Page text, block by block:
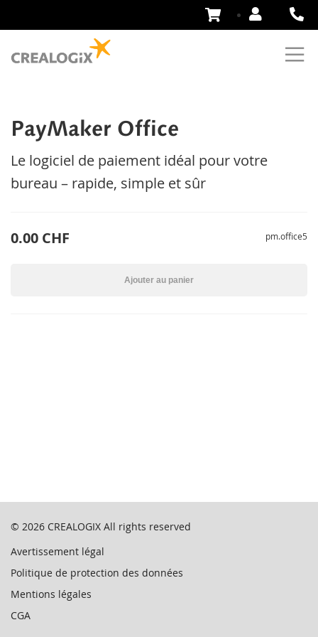
Aller
PayMaker Office
Le logiciel de paiement idéal pour votre
bureau – rapide, simple et sûr
0.00 CHF pm.office5
Ajouter au panier
© 2026 CREALOGIX All rights reserved
Avertissement légal
Politique de protection des données
Mentions légales
CGA